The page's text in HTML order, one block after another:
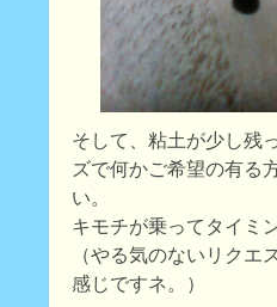
そして、粘土が少し残
ズで何かご希望の有る
い。
キモチが乗ってタイミ
（やる気のないリクエ
感じですネ。）